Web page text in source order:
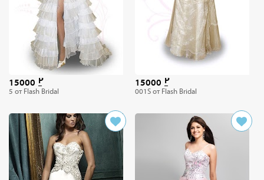
15000
5 от Flash Bridal
15000
001S от Flash Bridal